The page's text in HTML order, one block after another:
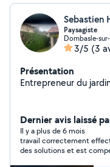
Sebastien
Paysagiste
Dombasle-
3/5 (3
Présentation
Entrepreneur du
Dernier avis laissé
Il y a plus de 6 mois
travail correctement
des solutions et est